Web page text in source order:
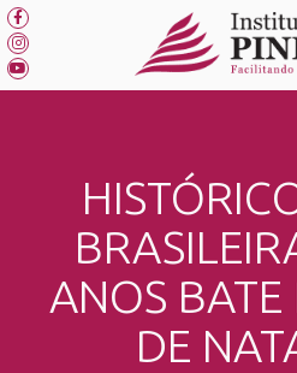
Skip
to
content
ANOS BATE
DE